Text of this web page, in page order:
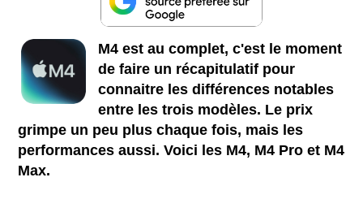
M4 est au complet, c'est le moment
de faire un récapitulatif pour
connaitre les différences notables
entre les trois modèles. Le prix
grimpe un peu plus chaque fois, mais les
performances aussi. Voici les M4, M4 Pro et M4
Max.